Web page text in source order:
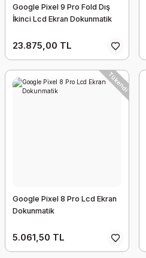
Google Pixel 9 Pro Fold Dış
İkinci Lcd Ekran Dokunmatik
23.875,00 TL
Tükendi
Google Pixel 8 Pro Lcd Ekran
Dokunmatik
5.061,50 TL